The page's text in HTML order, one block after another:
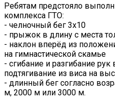
Ребятам предстояло
комплекса ГТО:
- челночный бег 3х10
- прыжок в длину с места
- наклон вперёд из
на гимнастической скамье
- сгибание и разгибание
подтягивание из виса на
- длинный бег согласно
м, 2000 м или 3000 м.